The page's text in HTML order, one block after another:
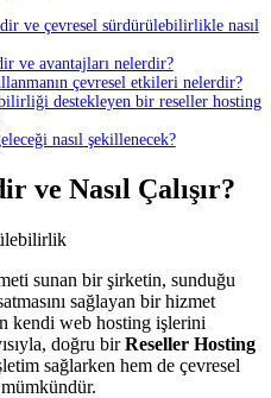
ve çevresel sürdürülebilirlikle nasıl
ve avantajları nelerdir?
çevresel etkileri nelerdir?
destekleyen bir reseller hosting
nasıl şekillenecek?
ve Nasıl Çalışır?
sunan bir şirketin, sunduğu
sağlayan bir hizmet
kendi web hosting işlerini
doğru birReseller Hosting
sağlarken hem de çevresel